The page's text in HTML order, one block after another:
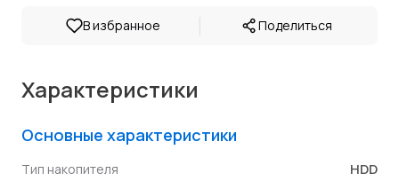
В избранное | Поделиться
Характеристики
Основные характеристики
Тип накопителя HDD